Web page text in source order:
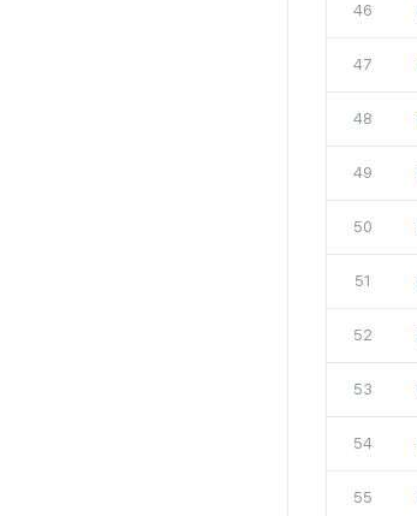
46
47
48
49
50
51
52
53
54
55